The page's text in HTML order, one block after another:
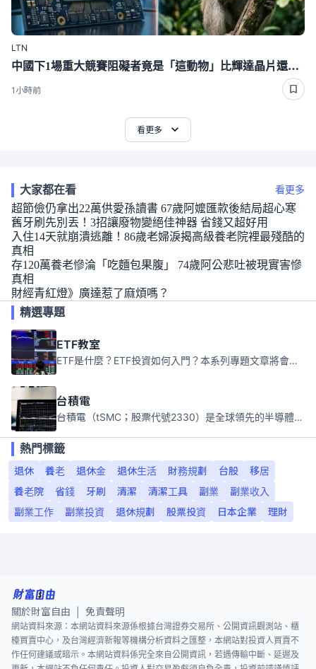
LTN
中國下1場重大競賽阻礙者竟是「這動物」比輝達晶片還難搞
1小時前
看更多
大家都在看 看更多
超節儉仍拿出22萬供愛孫讀書 67歲阿嬤匯款後結局超心寒
舊牙刷先別丟！3招讓廢物變絕佳神器 省錢又超好用
入住14天就崩潰逃離！86歲老婦淚揭高級養老院裡最殘酷的
真相
存120萬養老慘淪「吃麵包果腹」 74歲阿公悲吐被現實害慘
真相
財經青紅燈》廣達惹了麻煩嗎？
精選專題
ETF教室
ETF是什麼？ETF投資如何入門？本系列專題文章將會告訴你新手必須知道的ETF基礎知識。
台積電
台積電（tSMC；股票代號2330）是全球領先的半導體代工公司，成立於1987年，總部位於台灣新竹。且已於美國、日本、德國及中國設廠，台積電是全球首家專業積體電路製造服務公司，也是全球最先進和最大規模的半導體代工廠。
熱門標籤
退休
養老 退休金 退休生活 財務規劃 台股
移居
養老院
省錢 牙刷 清潔 清潔工具 副業
副業收入
副業工作
副業投資 退休規劃 股票投資 日本企業 理財
關於財富自由 免責聲明
網站資料來源：本網站資料來源係根據台灣證券交易所、公開資訊觀測站、櫃
檯買賣中心，及台灣經濟新報等機構分析資料之匯整，本網站對投資人買賣不
作任何建議或暗示。本網站資料係完全來自公開資訊，若遇傳輸中斷、延遲及